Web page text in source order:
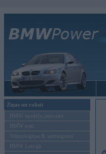
Ziņas un raksti
BMW modeļu jaunumi
BMW testi
Tehnoloģijas & sasniegumi
BMW Latvijā